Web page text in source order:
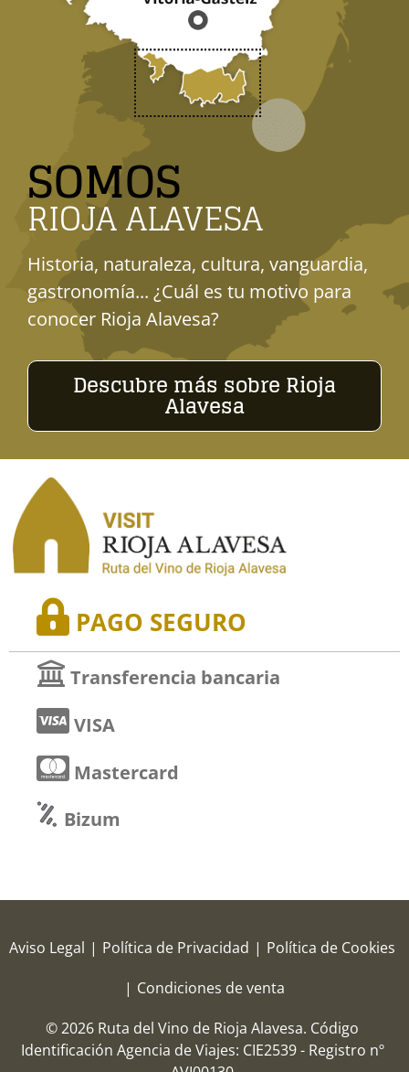
SOMOS
RIOJA ALAVESA
Historia, naturaleza, cultura, vanguardia,
gastronomía... ¿Cuál es tu motivo para
conocer Rioja Alavesa?
Descubre más sobre Rioja
Alavesa
PAGO SEGURO
Transferencia bancaria
VISA
Mastercard
Bizum
Aviso Legal | Política de Privacidad | Política de Cookies
| Condiciones de venta
© 2026 Ruta del Vino de Rioja Alavesa. Código
Identificación Agencia de Viajes: CIE2539 - Registro nº